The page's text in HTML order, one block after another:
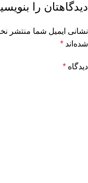
دیدگاهتان را
نشانی ایمیل شما منتشر
شده‌اند *
دیدگاه *